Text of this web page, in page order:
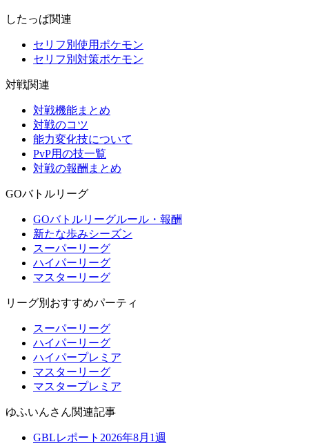
したっぱ関連
セリフ別使用ポケモン
セリフ別対策ポケモン
対戦関連
対戦機能まとめ
対戦のコツ
能力変化技について
PvP用の技一覧
対戦の報酬まとめ
GOバトルリーグ
GOバトルリーグルール・報酬
新たな歩みシーズン
スーパーリーグ
ハイパーリーグ
マスターリーグ
リーグ別おすすめパーティ
スーパーリーグ
ハイパーリーグ
ハイパープレミア
マスターリーグ
マスタープレミア
ゆふいんさん関連記事
GBLレポート2026年8月1週